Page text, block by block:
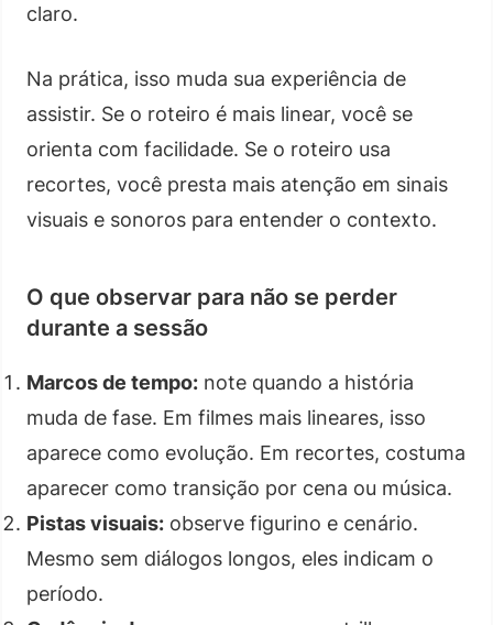
claro.
Na prática, isso muda sua experiência de
assistir. Se o roteiro é mais linear, você se
orienta com facilidade. Se o roteiro usa
recortes, você presta mais atenção em sinais
visuais e sonoros para entender o contexto.
O que observar para não se perder
durante a sessão
Marcos de tempo: note quando a história
muda de fase. Em filmes mais lineares, isso
aparece como evolução. Em recortes, costuma
aparecer como transição por cena ou música.
Pistas visuais: observe figurino e cenário.
Mesmo sem diálogos longos, eles indicam o
período.